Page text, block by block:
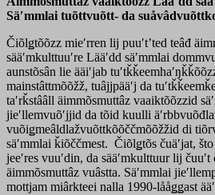
Säʹmmlai tuõttvuõtt- da
Čiõlǥtõõzz mieʹrren lij puuʹtʼted teâđ
sääʹmkulttuuʹre Lääʹdd säʹmmlai
aunstõsân lie ääiʹjab
mainstâttmõõžž, tuâjjpääʹj da
taʹrǩstââll äimmõsmuttâz vaaiktõõzzid
jieʹllemvuõʹjjid da tõid kuulli
vuõiǥmeâldlažvuõttkõõččmõõžžid di
säʹmmlai ǩiõččmest. Čiõlǥtõs čuäʹjat,
jeeʹres vuuʹdin, da sääʹmkulttuur lij
äimmõsmuttâz vuâstta. Säʹmmlai
mottjam miârkteei nalla 1990-lååǥǥast